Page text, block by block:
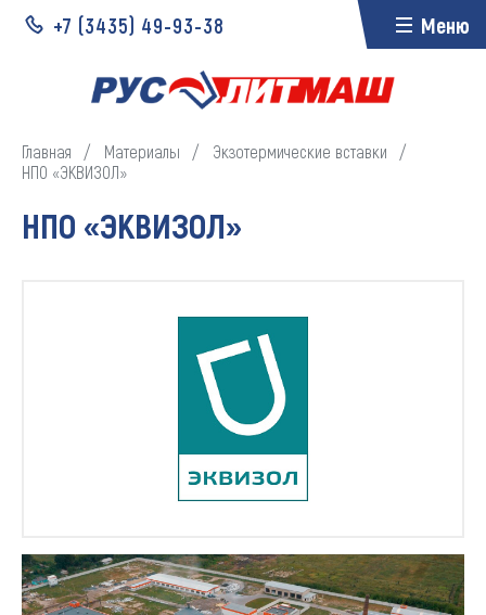
+7 (3435) 49-93-38 Меню
Главная Материалы
Экзотермические вставки
НПО «ЭКВИЗОЛ»
НПО «ЭКВИЗОЛ»